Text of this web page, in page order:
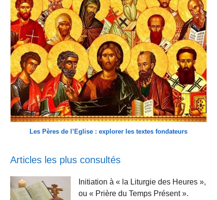
Les Pères de l’Eglise : explorer les textes fondateurs
Articles les plus consultés
Initiation à « la Liturgie des Heures »,
ou « Prière du Temps Présent ».